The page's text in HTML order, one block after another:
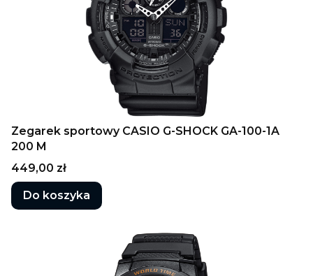
Zegarek sportowy CASIO G-SHOCK GA-100-1A
200 M
Cena
449,00 zł
Do koszyka